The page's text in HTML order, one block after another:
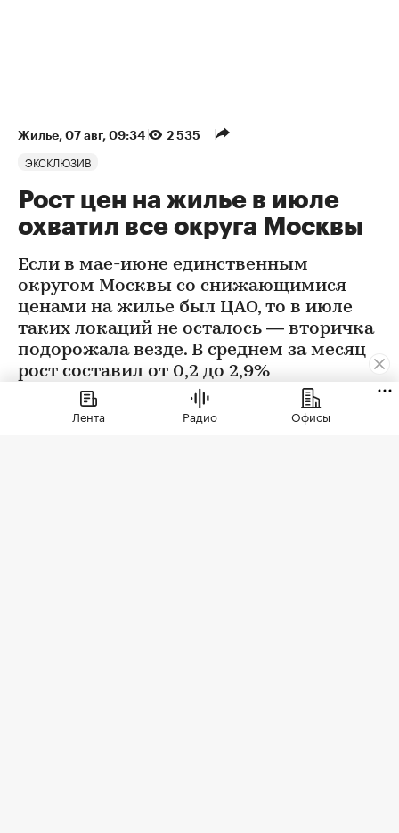
Жилье 07 авг, 09:34 2 535
ЭКСКЛЮЗИВ
Рост цен на жилье в июле
охватил все округа Москвы
Если в мае-июне единственным
округом Москвы со снижающимися
ценами на жилье был ЦАО, то в июле
таких локаций не осталось — вторичка
подорожала везде. В среднем за месяц
рост составил от 0,2 до 2,9%
Лента Радио Офисы